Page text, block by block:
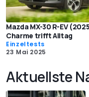
Mazda MX-30 R-EV
Charme trifft Alltag
Einzeltests
23 Mai 2025
Aktuellste